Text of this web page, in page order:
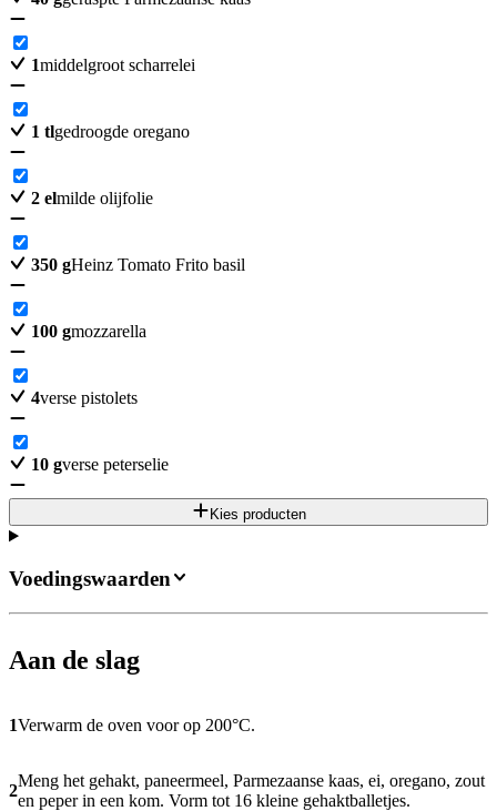
1middelgroot scharrelei
1 tlgedroogde oregano
2 elmilde olijfolie
350 gHeinz Tomato Frito basil
100 gmozzarella
4verse pistolets
10 gverse peterselie
Kies producten
Aan de slag
1Verwarm de oven voor op 200°C.
2
Meng het gehakt, paneermeel, Parmezaanse kaas, ei, oregano, zout
en peper in een kom. Vorm tot 16 kleine gehaktballetjes.
Voedingswaarden